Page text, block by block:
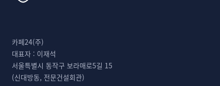
카페24(주)
대표자 : 이재석
서울특별시 동작구 보라매로5길 15
(신대방동, 전문건설회관)